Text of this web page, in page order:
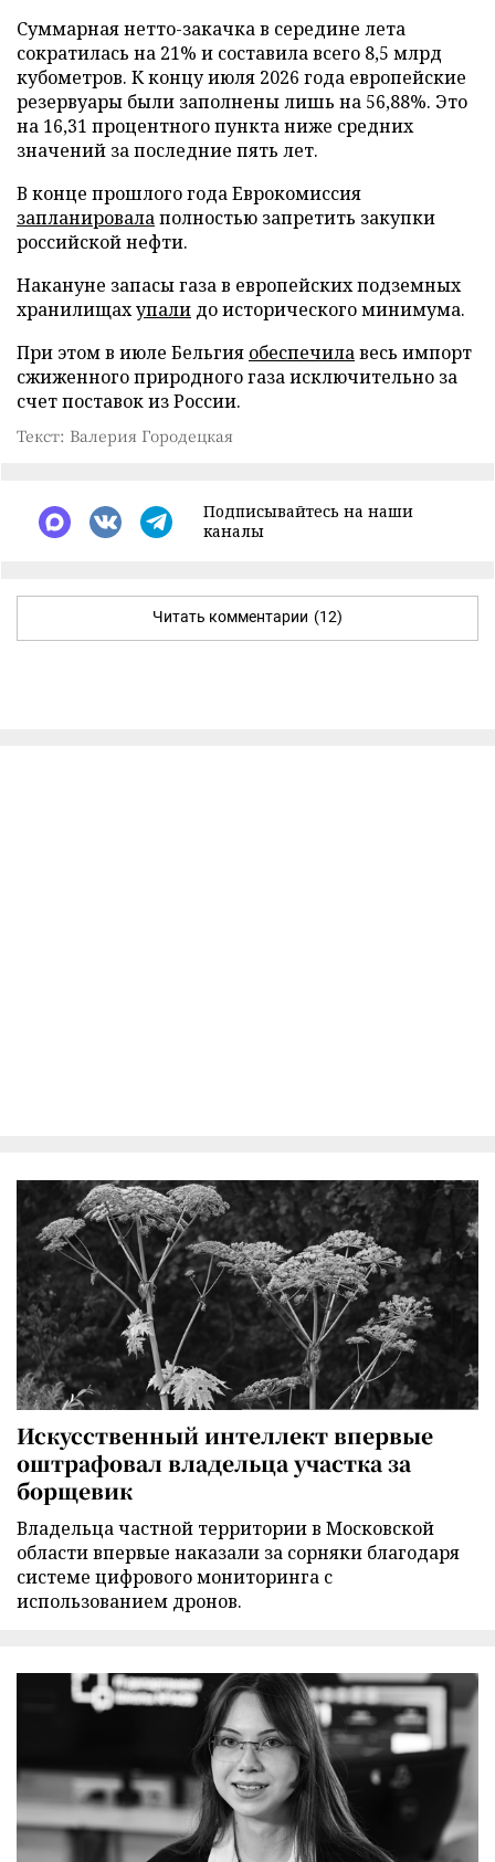
Суммарная нетто-закачка в середине лета
сократилась на 21% и составила всего 8,5 млрд
кубометров. К концу июля 2026 года европейские
резервуары были заполнены лишь на 56,88%. Это
на 16,31 процентного пункта ниже средних
значений за последние пять лет.
В конце прошлого года Еврокомиссия
запланировалаполностью запретить закупки
российской нефти.
Накануне запасы газа в европейских подземных
хранилищахупали до исторического минимума.
При этом в июле Бельгия обеспечилавесь импорт
сжиженного природного газа исключительно за
счет поставок из России.
Текст: Валерия Городецкая
Подписывайтесь на наши
каналы
Читать комментарии (12)
Искусственный интеллект впервые
оштрафовал владельца участка за
борщевик
Владельца частной территории в Московской
области впервые наказали за сорняки благодаря
системе цифрового мониторинга с
использованием дронов.